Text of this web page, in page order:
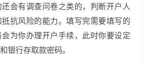
会有调查问卷之类的，判断开户人
抗风险的能力。填写完需要填写的
为你办理开户手续，此时你要设定
银行存取款密码。